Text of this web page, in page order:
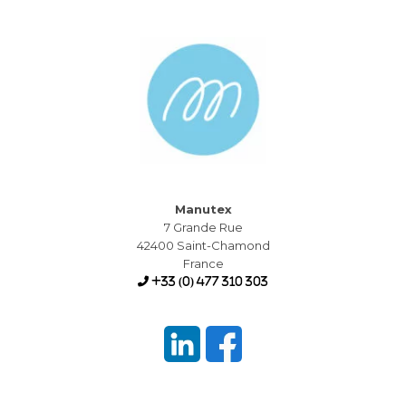
Manutex
7 Grande Rue
42400 Saint-Chamond
France
+33 (0) 477 310 303